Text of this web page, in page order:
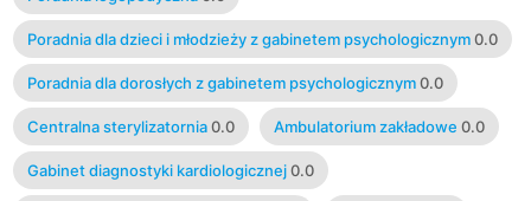
Poradnia dla dzieci i młodzieży z gabinetem psychologicznym 0.0
Poradnia dla dorosłych z gabinetem psychologicznym 0.0
Centralna sterylizatornia 0.0 Ambulatorium zakładowe 0.0
Gabinet diagnostyki kardiologicznej 0.0